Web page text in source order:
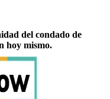
del condado de
hoy mismo.